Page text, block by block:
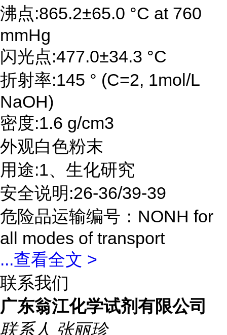
沸点:865.2±65.0 °C at 760
mmHg
闪光点:477.0±34.3 °C
折射率:145 ° (C=2, 1mol/L
NaOH)
密度:1.6 g/cm3
外观白色粉末
用途:1、生化研究
安全说明:26-36/39-39
危险品运输编号：NONH for
all modes of transport
...查看全文 >
联系我们
广东翁江化学试剂有限公司
联系人 张丽珍